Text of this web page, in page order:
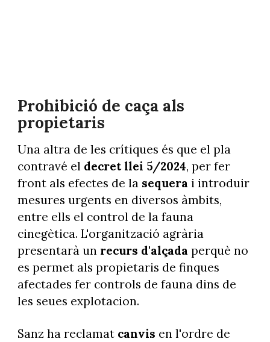
Prohibició de caça als
propietaris
Una altra de les crítiques és que el pla
contravé el decret llei 5/2024, per fer
front als efectes de la sequera i introduir
mesures urgents en diversos àmbits,
entre ells el control de la fauna
cinegètica. L'organització agrària
presentarà un recurs d'alçada perquè no
es permet als propietaris de finques
afectades fer controls de fauna dins de
les seues explotacion.
Sanz ha reclamat canvis en l'ordre de